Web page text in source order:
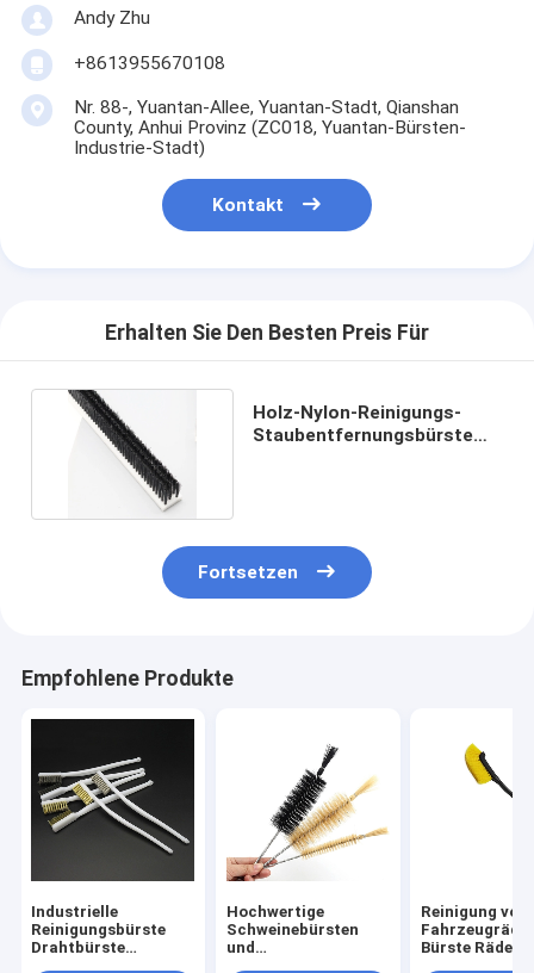
Andy Zhu
+8613955670108
Nr. 88-, Yuantan-Allee, Yuantan-Stadt, Qianshan
County, Anhui Provinz (ZC018, Yuantan-Bürsten-
Industrie-Stadt)
Kontakt
Erhalten Sie Den Besten Preis Für
Holz-Nylon-Reinigungs-
Staubentfernungsbürste
Fortsetzen
Empfohlene Produkte
Industrielle
Reinigungsbürste
Drahtbürste
Hochwertige
Schweinebürsten
und
Reinigung von
Bürste Räder